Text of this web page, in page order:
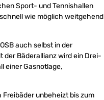
Sport- und Tennishallen
wie möglich weitgehend
auch selbst in der
der Bäderallianz wird ein Drei-
einer Gasnotlage,
unbeheizt bis zum